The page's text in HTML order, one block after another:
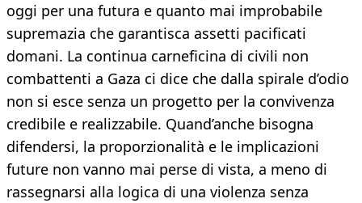
oggi per una futura e quanto mai improbabile
supremazia che garantisca assetti pacificati
domani. La continua carneficina di civili non
combattenti a Gaza ci dice che dalla spirale d’odio
non si esce senza un progetto per la convivenza
credibile e realizzabile. Quand’anche bisogna
difendersi, la proporzionalità e le implicazioni
future non vanno mai perse di vista, a meno di
rassegnarsi alla logica di una violenza senza